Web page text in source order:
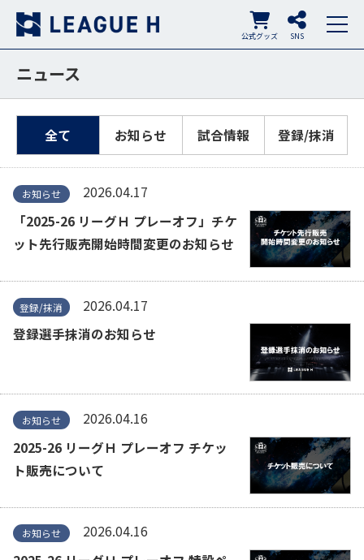
SNS
公式グッズ
ニュース
全て お知らせ 試合情報 登録/抹消
お知らせ
2026.04.17
「2025-26 リーグＨ プレーオフ」チケ
ット先行販売開始時間変更のお知らせ
登録/抹消
2026.04.17
登録選手抹消のお知らせ
お知らせ
2026.04.16
2025-26 リーグＨ プレーオフ チケッ
ト販売について
お知らせ
2026.04.16